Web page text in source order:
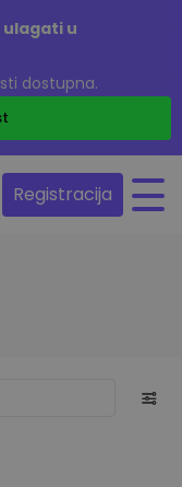
u
dostupna.
Registracija